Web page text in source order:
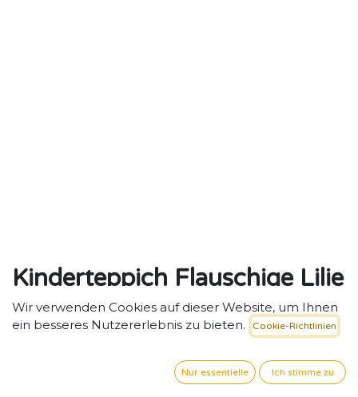
Kinderteppich Flauschige Lilie
140 x 160 cm,
maschinenwaschbar
Kinderteppich „Flauschige Lilie“ – Weicher Rückzugs-
und Spielort für Kita-Gruppen.
Wir verwenden Cookies auf dieser Website, um Ihnen
ein besseres Nutzererlebnis zu bieten.
Cookie-Richtlinien
Nur essentielle Ich stimme zu